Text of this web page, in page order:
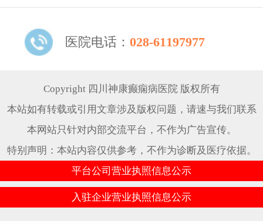
医院电话： 028-61197977
Copyright 四川神康癫痫病医院 版权所有
本站如有转载或引用文章涉及版权问题，请速与我们联系
本网站只针对内部交流平台，不作为广告宣传。
特别声明：本站内容仅供参考，不作为诊断及医疗依据。
平台公司营业执照信息公示
入驻企业营业执照信息公示